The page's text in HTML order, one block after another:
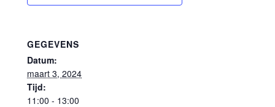
GEGEVENS
Datum:
maart 3, 2024
Tijd:
11:00 - 13:00